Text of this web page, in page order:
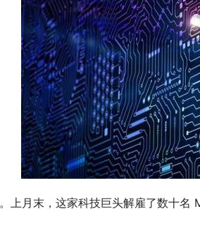
上月末，这家科技巨头解雇了数十